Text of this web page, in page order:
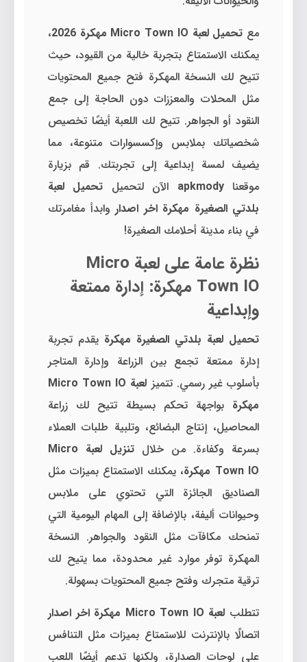
مع تحميل لعبة Micro Town IO مهكرة 2026
،
يمكنك الاستمتاع بتجربة خالية من القيود، حيث
تتيح لك النسخة المهكرة فتح جميع المحتويات
مثل المحلات والمعززات دون الحاجة إلى جمع
النقود أو الجواهر. تتيح لك اللعبة أيضًا تخصيص
شخصياتك بملابس وإكسسوارات متنوعة، مما
يضيف لمسة إبداعية إلى تجربتك. قم بزيارة
موقعناapkmody الآن لتحميل تحميل لعبة
بلدتي الصغيرة مهكرة اخر اصدار وابدأ مغامرتك
في بناء مدينة أحلامك الصغيرة!
نظرة عامة على لعبة Micro
Town IO مهكرة: إدارة ممتعة
وإبداعية
تحميل لعبة بلدتي الصغيرة مهكرة يقدم تجربة
إدارة ممتعة تجمع بين الزراعة وإدارة المتاجر
بأسلوب غير رسمي. تتميز
لعبة Micro Town IO
مهكرة بواجهة تحكم بسيطة تتيح لك زراعة
المحاصيل، إنتاج البضائع، وتلبية طلبات العملاء
بسرعة وكفاءة. من خلال
تنزيل لعبة Micro
Town IO مهكرة
، يمكنك الاستمتاع بميزات مثل
الصناديق الجائزة التي تحتوي على ملابس
وحيوانات أليفة، بالإضافة إلى المهام اليومية التي
تمنحك مكافآت مثل النقود والجواهر. النسخة
المهكرة توفر موارد غير محدودة، مما يتيح لك
ترقية متجرك وفتح جميع المحتويات بسهولة.
تتطلب لعبة Micro Town IO مهكرة اخر اصدار
اتصالًا بالإنترنت للاستمتاع بميزات مثل التنافس
على لوحات الصدارة، ولكنها تدعم أيضًا اللعب